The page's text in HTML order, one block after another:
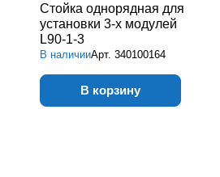
Стойка однорядная для
установки 3-х модулей
L90-1-3
В наличииАрт. 340100164
В корзину